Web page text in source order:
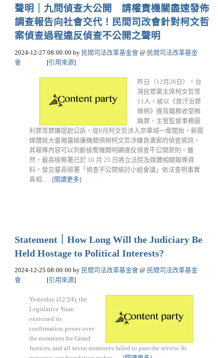
聲明｜九問偵查大公開 請權責機關盡速發佈
調查報告向社會交代！民間司改會針對柯文哲
案偵查過程違反偵查不公開之聲明
2024-12-27 08:00:00 by 民間司法改革基金會 @ 民間司法改革基金
會
[引用來源]
昨日（12月26日），台
灣民眾黨主席柯文哲等
11人，被以《貪汙治罪
條例》違背職務收受賄
賂罪、主管監督事務圖
利罪等罪嫌提起公訴。從8月柯文哲涉入京華城一案開始，新聞
媒體就大量揭露檢廉機關偵辦柯文哲涉嫌貪瀆案的偵查資訊，
其報導內容可以判斷檢警機關明顯違反偵查不公開原則。雖
然，最高檢察署已於 10 月 25 日將立法院及媒體相關報導資
料，發交臺高檢署「偵查不公開檢討小組會議」依法查明事實
真相...... [閱讀更多]
Statement｜How Long Will the Judiciary Be
Held Hostage to Political Interests?
2024-12-25 08:00:00 by 民間司法改革基金會 @ 民間司法改革基金
會
[引用來源]
Yesterday (12/24), the
Legislative Yuan
exercised its
confirmation power over
the nominees for Grand
Justices, and all seven nominees failed to pass the review. In